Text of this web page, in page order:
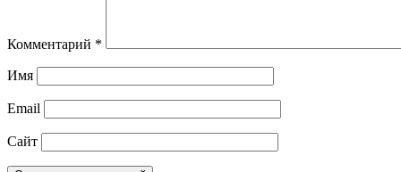
Комментарий *
Имя
Email
Сайт